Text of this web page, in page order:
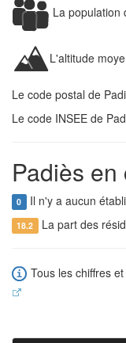
La population
L'altitude
Le code postal de
Le code INSEE de
Padiès en
0 Il n'y a aucun
18.2 La part des
Tous les chiffres